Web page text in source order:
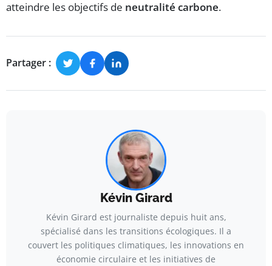
atteindre les objectifs de neutralité carbone.
Partager :
Kévin Girard
Kévin Girard est journaliste depuis huit ans,
spécialisé dans les transitions écologiques. Il a
couvert les politiques climatiques, les innovations en
économie circulaire et les initiatives de